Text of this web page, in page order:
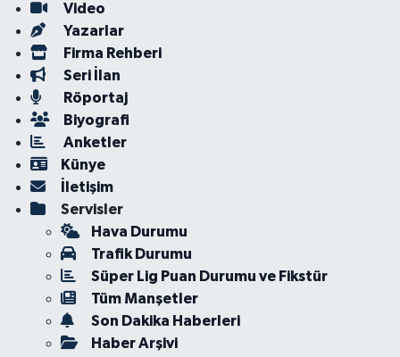
Video
Yazarlar
Firma Rehberi
Seri İlan
Röportaj
Biyografi
Anketler
Künye
İletişim
Servisler
Hava Durumu
Trafik Durumu
Süper Lig Puan Durumu ve Fikstür
Tüm Manşetler
Son Dakika Haberleri
Haber Arşivi